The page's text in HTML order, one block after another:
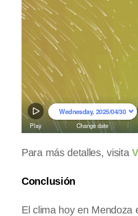
Para más detalles, visita
Conclusión
El clima hoy en Mendoza